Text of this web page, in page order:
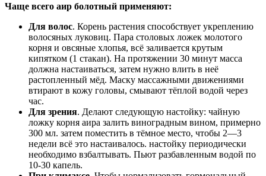
Чаще всего аир болотный применяют:
Для волос. Корень растения способствует укреплению
волосяных луковиц. Пара столовых ложек молотого
корня и овсяные хлопья, всё заливается крутым
кипятком (1 стакан). На протяжении 30 минут масса
должна настаиваться, затем нужно влить в неё
растопленный мёд. Маску массажными движениями
втирают в кожу головы, смывают тёплой водой через
час.
Для зрения. Делают следующую настойку: чайную
ложку корня аира залить виноградным вином, примерно
300 мл. затем поместить в тёмное место, чтобы 2—3
недели всё это настаивалось. настойку периодически
необходимо взбалтывать. Пьют разбавленным водой по
10-30 капель.